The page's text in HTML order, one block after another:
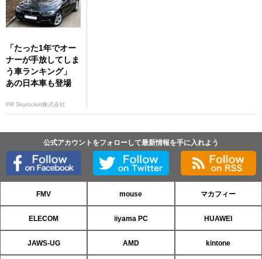
「たった1年でオー
ナーが手放してしま
う車ランキング」
あの日本車も登場
PR Skyrocket株式会社
公式アカウントをフォローして最新情報を手に入れよう
FMV mouse マカフィー
ELECOM iiyama PC HUAWEI
JAWS-UG AMD kintone